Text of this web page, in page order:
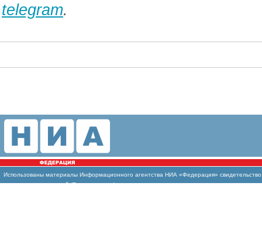
telegram.
Использованы материалы Информационного агентства НИА «Федерация»
массовых коммуникаций (Роскомнадзор)